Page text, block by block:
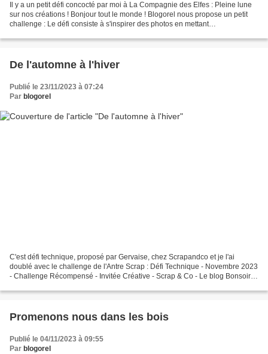
Il y a un petit défi concocté par moi à La Compagnie des Elfes : Pleine lune
sur nos créations ! Bonjour tout le monde ! Blogorel nous propose un petit
challenge : Le défi consiste à s'inspirer des photos en mettant
De l'automne à l'hiver
Publié le 23/11/2023 à 07:24
Par blogorel
C'est défi technique, proposé par Gervaise, chez Scrapandco et je l'ai
doublé avec le challenge de l'Antre Scrap : Défi Technique - Novembre 2023
- Challenge Récompensé - Invitée Créative - Scrap & Co - Le blog Bonsoir à
Promenons nous dans les bois
Publié le 04/11/2023 à 09:55
Par blogorel